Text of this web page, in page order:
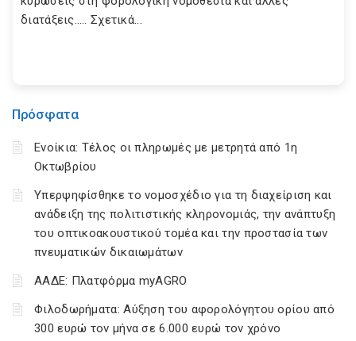
Πρόσφατα
Ενοίκια: Τέλος οι πληρωμές με μετρητά από 1η
Οκτωβρίου
Υπερψηφίσθηκε το νομοσχέδιο για τη διαχείριση και
ανάδειξη της πολιτιστικής κληρονομιάς, την ανάπτυξη
του οπτικοακουστικού τομέα και την προστασία των
πνευματικών δικαιωμάτων
ΑΑΔΕ: Πλατφόρμα myAGRO
Φιλοδωρήματα: Αύξηση του αφορολόγητου ορίου από
300 ευρώ τον μήνα σε 6.000 ευρώ τον χρόνο
διατάξεις….. Σχετικά...